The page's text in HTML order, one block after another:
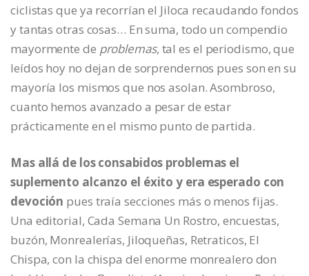
ciclistas que ya recorrían el Jiloca recaudando fondos
y tantas otras cosas… En suma, todo un compendio
mayormente de problemas, tal es el periodismo, que
leídos hoy no dejan de sorprendernos pues son en su
mayoría los mismos que nos asolan. Asombroso,
cuanto hemos avanzado a pesar de estar
prácticamente en el mismo punto de partida.
Mas allá de los consabidos problemas el
suplemento alcanzo el éxito y era esperado con
devoción pues traía secciones más o menos fijas.
Una editorial, Cada Semana Un Rostro, encuestas,
buzón, Monrealerías, Jiloqueñas, Retraticos, El
Chispa, con la chispa del enorme monrealero don